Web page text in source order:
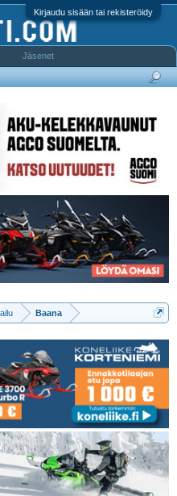
Kirjaudu sisään tai rekisteröidy
Baana
Jäsenet